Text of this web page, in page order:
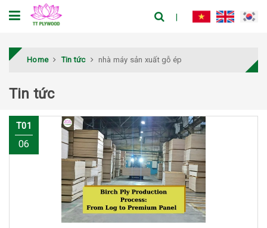
Home Tin tức nhà máy sản xuất gỗ ép
Tin tức
T01
06